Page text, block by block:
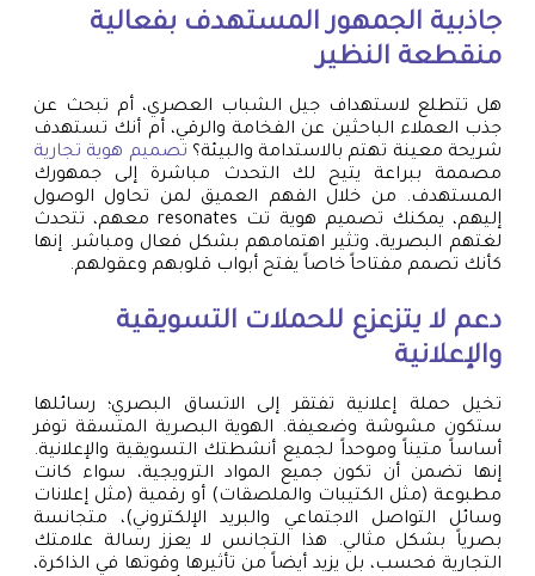
جاذبية الجمهور المستهدف بفعالية
منقطعة النظير
هل تتطلع لاستهداف جيل الشباب العصري، أم تبحث عن
جذب العملاء الباحثين عن الفخامة والرقي، أم أنك تستهدف
شريحة معينة تهتم بالاستدامة والبيئة؟ تصميم هوية تجارية
مصممة ببراعة يتيح لك التحدث مباشرة إلى جمهورك
المستهدف. من خلال الفهم العميق لمن تحاول الوصول
إليهم، يمكنك تصميم هوية تت resonates معهم، تتحدث
لغتهم البصرية، وتثير اهتمامهم بشكل فعال ومباشر. إنها
كأنك تصمم مفتاحاً خاصاً يفتح أبواب قلوبهم وعقولهم.
دعم لا يتزعزع للحملات التسويقية
والإعلانية
تخيل حملة إعلانية تفتقر إلى الاتساق البصري؛ رسائلها
ستكون مشوشة وضعيفة. الهوية البصرية المتسقة توفر
أساساً متيناً وموحداً لجميع أنشطتك التسويقية والإعلانية.
إنها تضمن أن تكون جميع المواد الترويجية، سواء كانت
مطبوعة (مثل الكتيبات والملصقات) أو رقمية (مثل إعلانات
وسائل التواصل الاجتماعي والبريد الإلكتروني)، متجانسة
بصرياً بشكل مثالي. هذا التجانس لا يعزز رسالة علامتك
التجارية فحسب، بل يزيد أيضاً من تأثيرها وقوتها في الذاكرة،